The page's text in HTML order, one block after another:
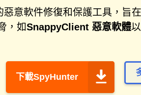
惡意軟件修復和保護工具，旨
，如SnappyClient 惡意軟體
下載SpyHunter